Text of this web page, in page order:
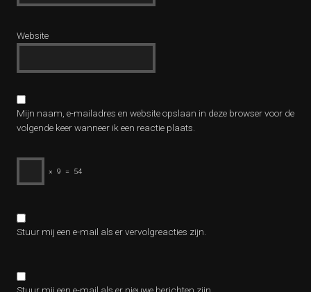
Website
Mijn naam, e-mailadres en website opslaan in deze browser voor de
volgende keer wanneer ik een reactie plaats.
× 9 = 54
Stuur mij een e-mail als er vervolgreacties zijn.